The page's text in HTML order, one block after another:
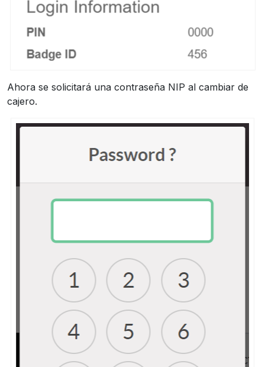
Ahora se solicitará una contraseña NIP al cambiar de
cajero.